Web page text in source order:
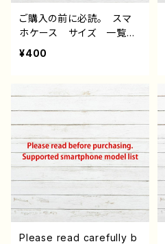
ご購入の前に必読。 スマ
ホケース サイズ 一覧
選び方 iPhoneケース A
eria GooglePixel AQ
ル etc. 手帳型 全機種
対応
¥400
Please read carefully b